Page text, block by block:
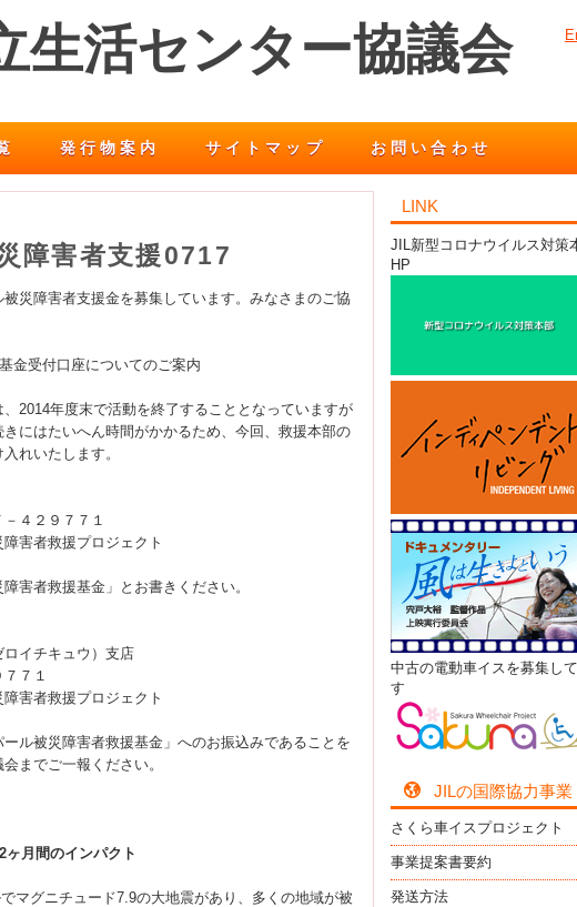
生活センター協議会
発行物案内 サイトマップ お問い合わせ
障害者支援0717
災障害者支援金を募集しています。みなさまのご協
金受付口座についてのご案内
2014年度末で活動を終了することとなっていますが
にはたいへん時間がかかるため、今回、救援本部の
れいたします。
４２９７７１
害者救援プロジェクト
害者救援基金」とお書きください。
イチキュウ）支店
７１
害者救援プロジェクト
ール被災障害者救援基金」へのお振込みであることを
までご一報ください。
月間のインパクト
マグニチュード7.9の大地震があり、多くの地域が被
LINK
JIL新型コロナウイルス対策
HP
中古の電動車イスを募集し
す
JILの国際協力事業
さくら車イスプロジェクト
事業提案書要約
発送方法